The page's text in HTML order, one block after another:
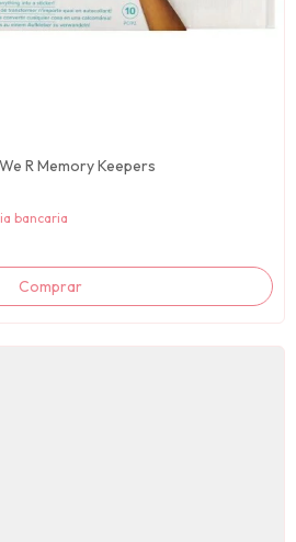
R Memory Keepers
bancaria